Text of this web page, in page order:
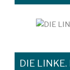
DIE LINKE.